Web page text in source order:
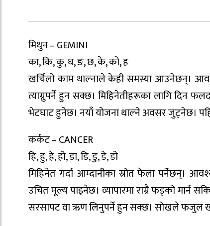
मिथुन – GEMINI
का, कि, कु, घ, ङ, छ, के, को, ह
खर्चिलो काम थाल्नाले केही समस्या आउनेछन्।
त्याग्नुपर्ने हुन सक्छ। मिहिनेतीहरूका लागि दिन
भेटघाट हुनेछ। नयाँ योजना थाल्ने अवसर जुट्नेछ।
कर्कट – CANCER
हि, हु, हे, हो, डा, डि, डु, डे, डो
मिहिनेत गर्दा आम्दानीका स्रोत फेला पर्नेछन्।
उचित मूल्य पाइनेछ। व्यापारमा राम्रै फड्को मार्न
सरसापट वा ऋण लिनुपर्ने हुन सक्छ। सोखले फजुल